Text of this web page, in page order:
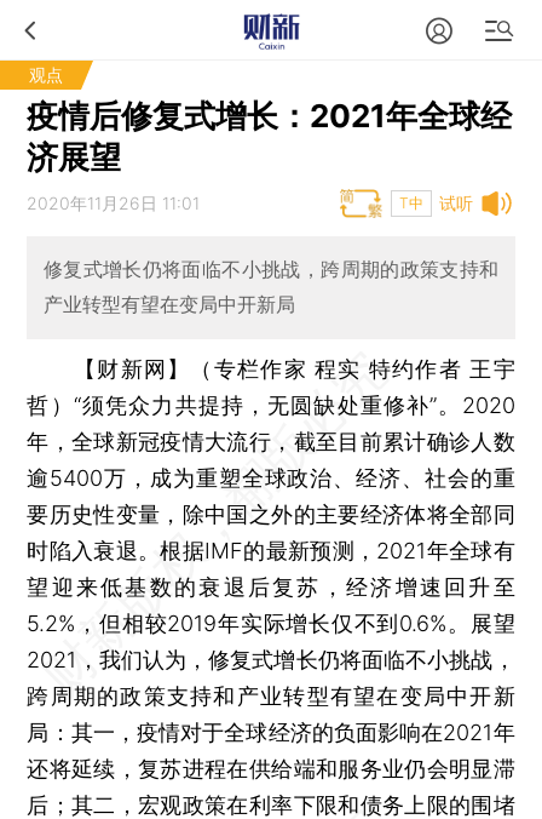
观点
疫情后修复式增长：2021年全球经
济展望
试听
2020年11月26日 11:01 T中
修复式增长仍将面临不小挑战，跨周期的政策支持和
产业转型有望在变局中开新局
【财新网】（专栏作家 程实 特约作者 王宇
哲） “须凭众力共提持，无圆缺处重修补”。2020
年，全球新冠疫情大流行，截至目前累计确诊人数
逾5400万，成为重塑全球政治、经济、社会的重
要历史性变量，除中国之外的主要经济体将全部同
时陷入衰退。根据IMF的最新预测，2021年全球有
望迎来低基数的衰退后复苏，经济增速回升至
5.2%，但相较2019年实际增长仅不到0.6%。展望
2021，我们认为，修复式增长仍将面临不小挑战，
跨周期的政策支持和产业转型有望在变局中开新
局：其一，疫情对于全球经济的负面影响在2021年
还将延续，复苏进程在供给端和服务业仍会明显滞
后；其二，宏观政策在利率下限和债务上限的围堵